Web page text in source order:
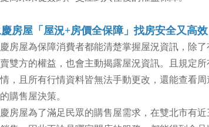
房屋「屋況+房價全保障」找房安全又高效
房屋為保障消費者都能清楚掌握屋況資訊，除
雙方的權益，也會主動揭露屋況資訊。且規定
，且所有行情資料皆無法手動更改，還能查看
購售屋決策。
房屋為了滿足民眾的購售屋需求，在雙北市有